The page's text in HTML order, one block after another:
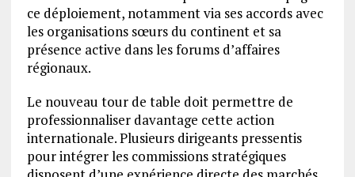
ce déploiement, notamment via ses accords avec
les organisations sœurs du continent et sa
présence active dans les forums d’affaires
régionaux.
Le nouveau tour de table doit permettre de
professionnaliser davantage cette action
internationale. Plusieurs dirigeants pressentis
pour intégrer les commissions stratégiques